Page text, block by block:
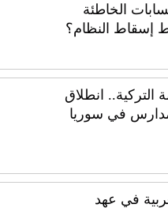
الخاطئة
إسقاط النظام؟
انطلاق
في سوريا
في عهد